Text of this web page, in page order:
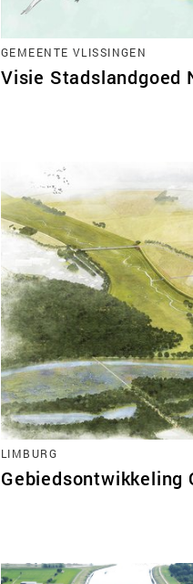
GEMEENTE VLISSINGEN
Visie Stadslandgoed
LIMBURG
Gebiedsontwikkeling